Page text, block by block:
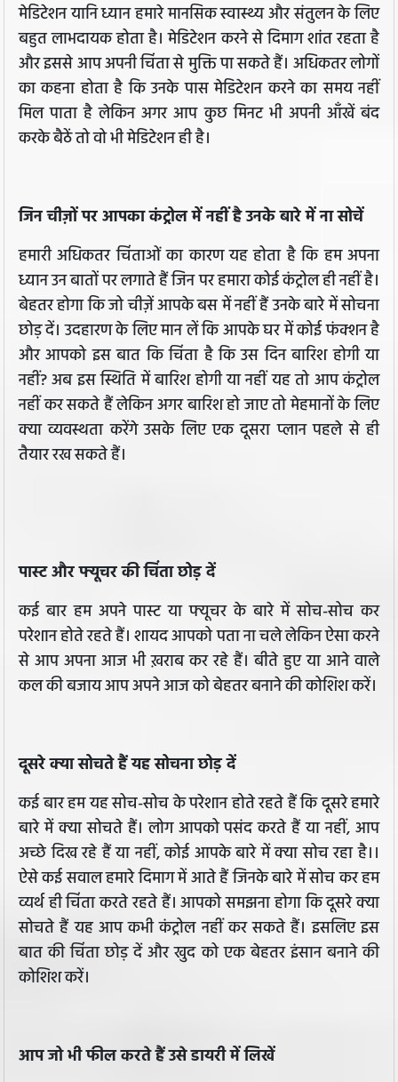
मेडिटेशन यानि ध्यान हमारे मानसिक स्वास्थ्य और संतुलन के लिए
बहुत लाभदायक होता है। मेडिटेशन करने से दिमाग शांत रहता है
और इससे आप अपनी चिंता से मुक्ति पा सकते हैं। अधिकतर लोगों
का कहना होता है कि उनके पास मेडिटेशन करने का समय नहीं
मिल पाता है लेकिन अगर आप कुछ मिनट भी अपनी आँखें बंद
करके बैठें तो वो भी मेडिटेशन ही है।
जिन चीज़ों पर आपका कंट्रोल में नहीं है उनके बारे में ना सोचें
हमारी अधिकतर चिंताओं का कारण यह होता है कि हम अपना
ध्यान उन बातों पर लगाते हैं जिन पर हमारा कोई कंट्रोल ही नहीं है।
बेहतर होगा कि जो चीज़ें आपके बस में नहीं हैं उनके बारे में सोचना
छोड़ दें। उदहारण के लिए मान लें कि आपके घर में कोई फंक्शन है
और आपको इस बात कि चिंता है कि उस दिन बारिश होगी या
नहीं? अब इस स्थिति में बारिश होगी या नहीं यह तो आप कंट्रोल
नहीं कर सकते हैं लेकिन अगर बारिश हो जाए तो मेहमानों के लिए
क्या व्यवस्थता करेंगे उसके लिए एक दूसरा प्लान पहले से ही
तैयार रख सकते हैं।
पास्ट और फ्यूचर की चिंता छोड़ दें
कई बार हम अपने पास्ट या फ्यूचर के बारे में सोच-सोच कर
परेशान होते रहते हैं। शायद आपको पता ना चले लेकिन ऐसा करने
से आप अपना आज भी ख़राब कर रहे हैं। बीते हुए या आने वाले
कल की बजाय आप अपने आज को बेहतर बनाने की कोशिश करें।
दूसरे क्या सोचते हैं यह सोचना छोड़ दें
कई बार हम यह सोच-सोच के परेशान होते रहते हैं कि दूसरे हमारे
बारे में क्या सोचते हैं। लोग आपको पसंद करते हैं या नहीं, आप
अच्छे दिख रहे हैं या नहीं, कोई आपके बारे में क्या सोच रहा है।।
ऐसे कई सवाल हमारे दिमाग में आते हैं जिनके बारे में सोच कर हम
व्यर्थ ही चिंता करते रहते हैं। आपको समझना होगा कि दूसरे क्या
सोचते हैं यह आप कभी कंट्रोल नहीं कर सकते हैं। इसलिए इस
बात की चिंता छोड़ दें और खुद को एक बेहतर इंसान बनाने की
कोशिश करें।
आप जो भी फील करते हैं उसे डायरी में लिखें